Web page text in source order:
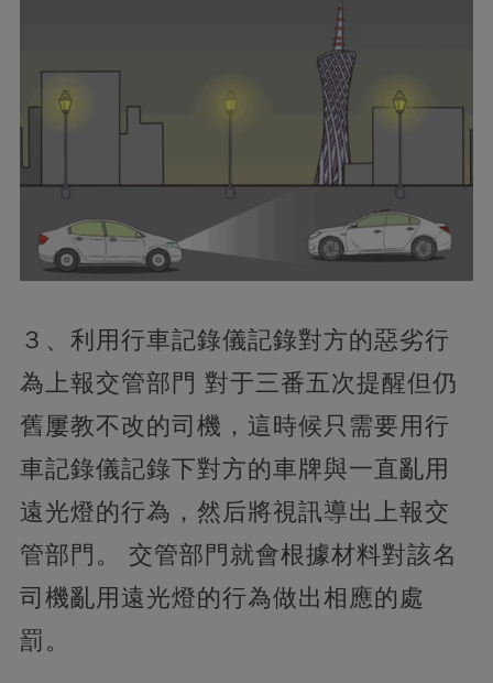
３、利用行車記錄儀記錄對方的惡劣行
為上報交管部門 對于三番五次提醒但仍
舊屢教不改的司機，這時候只需要用行
車記錄儀記錄下對方的車牌與一直亂用
遠光燈的行為，然后將視訊導出上報交
管部門。 交管部門就會根據材料對該名
司機亂用遠光燈的行為做出相應的處
罰。